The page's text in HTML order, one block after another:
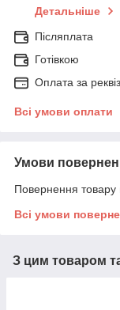
Детальніше
Післяплата
Готівкою
Оплата за
Всі умови оплати
Умови
Повернення товару
Всі умови
З цим товаром